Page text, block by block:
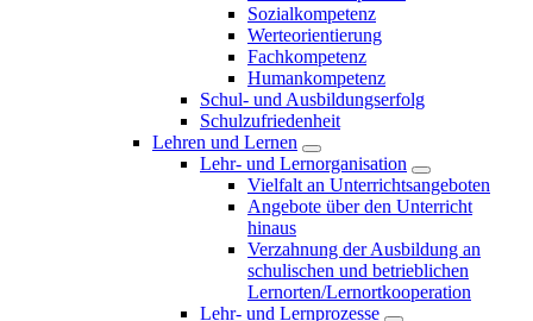
Sozialkompetenz
Werteorientierung
Fachkompetenz
Humankompetenz
Schul- und Ausbildungserfolg
Schulzufriedenheit
Lehren und Lernen
Lehr- und Lernorganisation
Vielfalt an Unterrichtsangeboten
Angebote über den Unterricht
hinaus
Verzahnung der Ausbildung an
schulischen und betrieblichen
Lernorten/Lernortkooperation
Lehr- und Lernprozesse